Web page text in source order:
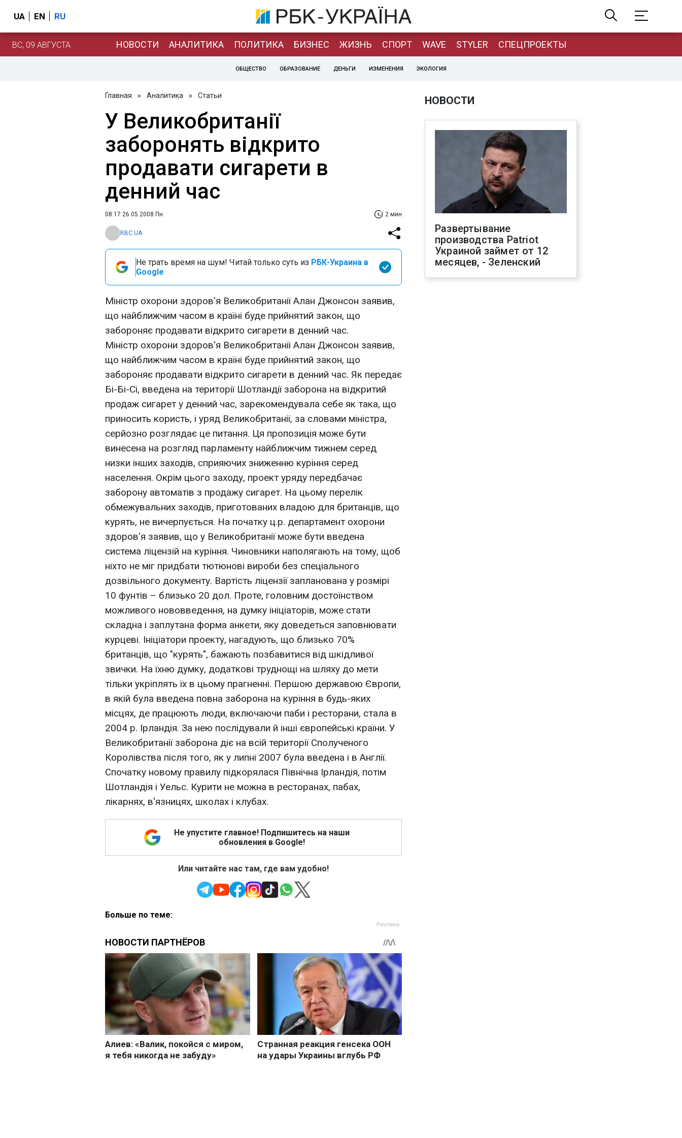
UA EN RU
ВС, 09 АВГУСТА НОВОСТИ АНАЛИТИКА ПОЛИТИКА БИЗНЕС ЖИЗНЬ СПОРТ WAVE STYLER СПЕЦПРОЕКТЫ
ОБЩЕСТВО ОБРАЗОВАНИЕ ДЕНЬГИ ИЗМЕНЕНИЯ ЭКОЛОГИЯ
Главная » Аналитика » Статьи
У Великобританії
заборонять відкрито
продавати сигарети в
денний час
08:17 26.05.2008 Пн 2 мин
RBC.UA
Не трать время на шум! Читай только суть из РБК-Украина в
Google
Міністр охорони здоров'я Великобританії Алан Джонсон заявив,
що найближчим часом в країні буде прийнятий закон, що
забороняє продавати відкрито сигарети в денний час.
Міністр охорони здоров'я Великобританії Алан Джонсон заявив,
що найближчим часом в країні буде прийнятий закон, що
забороняє продавати відкрито сигарети в денний час. Як передає
Бі-Бі-Сі, введена на території Шотландії заборона на відкритий
продаж сигарет у денний час, зарекомендувала себе як така, що
приносить користь, і уряд Великобританії, за словами міністра,
серйозно розглядає це питання. Ця пропозиція може бути
винесена на розгляд парламенту найближчим тижнем серед
низки інших заходів, сприяючих зниженню куріння серед
населення. Окрім цього заходу, проект уряду передбачає
заборону автоматів з продажу сигарет. На цьому перелік
обмежувальних заходів, приготованих владою для британців, що
курять, не вичерпується. На початку ц.р. департамент охорони
здоров'я заявив, що у Великобританії може бути введена
система ліцензій на куріння. Чиновники наполягають на тому, щоб
ніхто не міг придбати тютюнові вироби без спеціального
дозвільного документу. Вартість ліцензії запланована у розмірі
10 фунтів – близько 20 дол. Проте, головним достоїнством
можливого нововведення, на думку ініціаторів, може стати
складна і заплутана форма анкети, яку доведеться заповнювати
курцеві. Ініціатори проекту, нагадують, що близько 70%
британців, що "курять", бажають позбавитися від шкідливої
звички. На їхню думку, додаткові труднощі на шляху до мети
тільки укріплять їх в цьому прагненні. Першою державою Європи,
в якій була введена повна заборона на куріння в будь-яких
місцях, де працюють люди, включаючи паби і ресторани, стала в
2004 р. Ірландія. За нею послідували й інші європейські країни. У
Великобританії заборона діє на всій території Сполученого
Королівства після того, як у липні 2007 була введена і в Англії.
Спочатку новому правилу підкорялася Північна Ірландія, потім
Шотландія і Уельс. Курити не можна в ресторанах, пабах,
лікарнях, в'язницях, школах і клубах.
Не упустите главное! Подпишитесь на наши
обновления в Google!
Или читайте нас там, где вам удобно!
Больше по теме:
НОВОСТИ
Развертывание
производства Patriot
Украиной займет от 12
месяцев, - Зеленский